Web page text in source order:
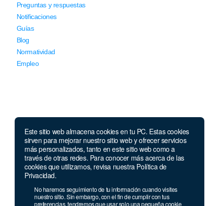
Este sitio web almacena cookies en tu PC. Estas cookies
sirven para mejorar nuestro sitio web y ofrecer servicios
más personalizados, tanto en este sitio web como a
través de otras redes. Para conocer más acerca de las
cookies que utilizamos, revisa nuestra Política de
Privacidad.
No haremos seguimiento de tu información cuando visites
nuestro sitio. Sin embargo, con el fin de cumplir con tus
preferencias, tendremos que usar solo una pequeña cookie
Preguntas y respuestas
Notificaciones
Guías
Blog
Normatividad
Empleo
Llámanos
Lunes a jueves de 7 a.m.
a 5:00 p.m. Viernes de
7 a.m. a 4 p.m. Sábados de 8 a.m. a 2 p.m.
Celular y Whatsapp:333 033 40 39